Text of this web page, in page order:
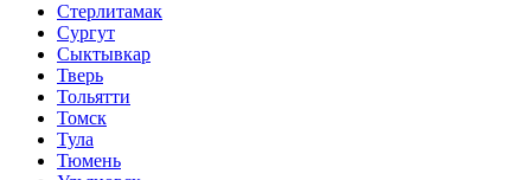
Стерлитамак
Сургут
Сыктывкар
Тверь
Тольятти
Томск
Тула
Тюмень